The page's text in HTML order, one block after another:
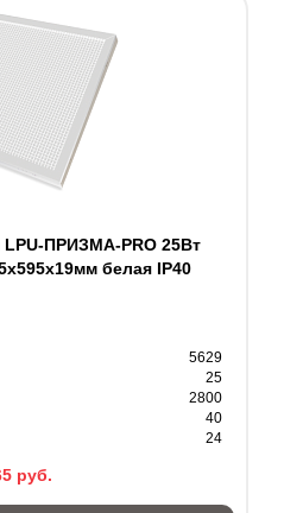
ПРИЗМА-PRO 25Вт
белая IP40
5629
25
2800
40
24
руб.